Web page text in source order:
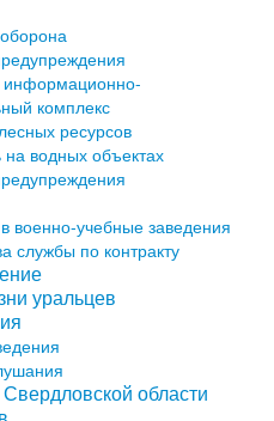
информационно-
комплекс
ресурсов
на водных объектах
военно-учебные заведения
службы по контракту
уральцев
области